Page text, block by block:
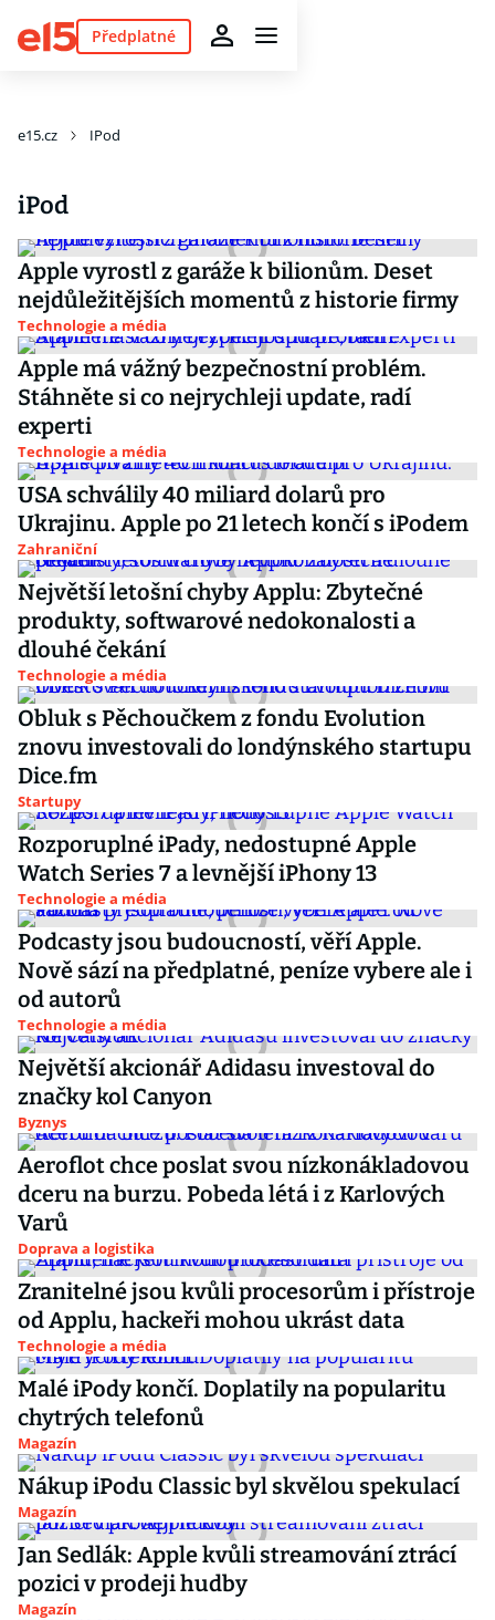
Předplatné
e15.cz IPod
iPod
Apple vyrostl z garáže k bilionům. Deset
nejdůležitějších momentů z historie firmy
Technologie a média
Apple má vážný bezpečnostní problém.
Stáhněte si co nejrychleji update, radí
experti
Technologie a média
USA schválily 40 miliard dolarů pro
Ukrajinu. Apple po 21 letech končí s iPodem
Zahraniční
Největší letošní chyby Applu: Zbytečné
produkty, softwarové nedokonalosti a
dlouhé čekání
Technologie a média
Obluk s Pěchoučkem z fondu Evolution
znovu investovali do londýnského startupu
Dice.fm
Startupy
Rozporuplné iPady, nedostupné Apple
Watch Series 7 a levnější iPhony 13
Technologie a média
Podcasty jsou budoucností, věří Apple.
Nově sází na předplatné, peníze vybere ale i
od autorů
Technologie a média
Největší akcionář Adidasu investoval do
značky kol Canyon
Byznys
Aeroflot chce poslat svou nízkonákladovou
dceru na burzu. Pobeda létá i z Karlových
Varů
Doprava a logistika
Zranitelné jsou kvůli procesorům i přístroje
od Applu, hackeři mohou ukrást data
Technologie a média
Malé iPody končí. Doplatily na popularitu
chytrých telefonů
Magazín
Nákup iPodu Classic byl skvělou spekulací
Magazín
Jan Sedlák: Apple kvůli streamování ztrácí
pozici v prodeji hudby
Magazín